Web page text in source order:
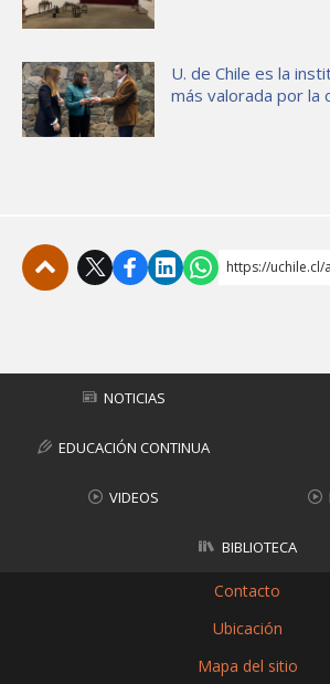
U. de Chile es la
más valorada por la
https://uchile.cl/
NOTICIAS
EDUCACIÓN CONTINUA
VIDEOS
BIBLIOTECA
Contacto
Ubicación
Mapa del sitio